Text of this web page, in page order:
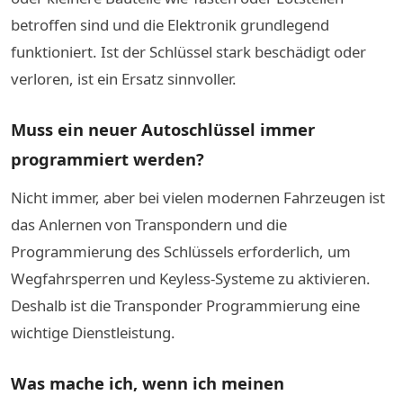
betroffen sind und die Elektronik grundlegend
funktioniert. Ist der Schlüssel stark beschädigt oder
verloren, ist ein Ersatz sinnvoller.
Muss ein neuer Autoschlüssel immer
programmiert werden?
Nicht immer, aber bei vielen modernen Fahrzeugen ist
das Anlernen von Transpondern und die
Programmierung des Schlüssels erforderlich, um
Wegfahrsperren und Keyless-Systeme zu aktivieren.
Deshalb ist die Transponder Programmierung eine
wichtige Dienstleistung.
Was mache ich, wenn ich meinen